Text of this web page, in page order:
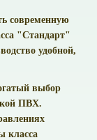
современную
"Стандарт"
удобной,
выбор
ПВХ.
класса